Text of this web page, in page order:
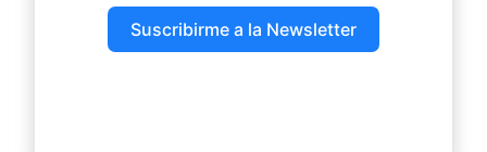
Suscribirme a la Newsletter